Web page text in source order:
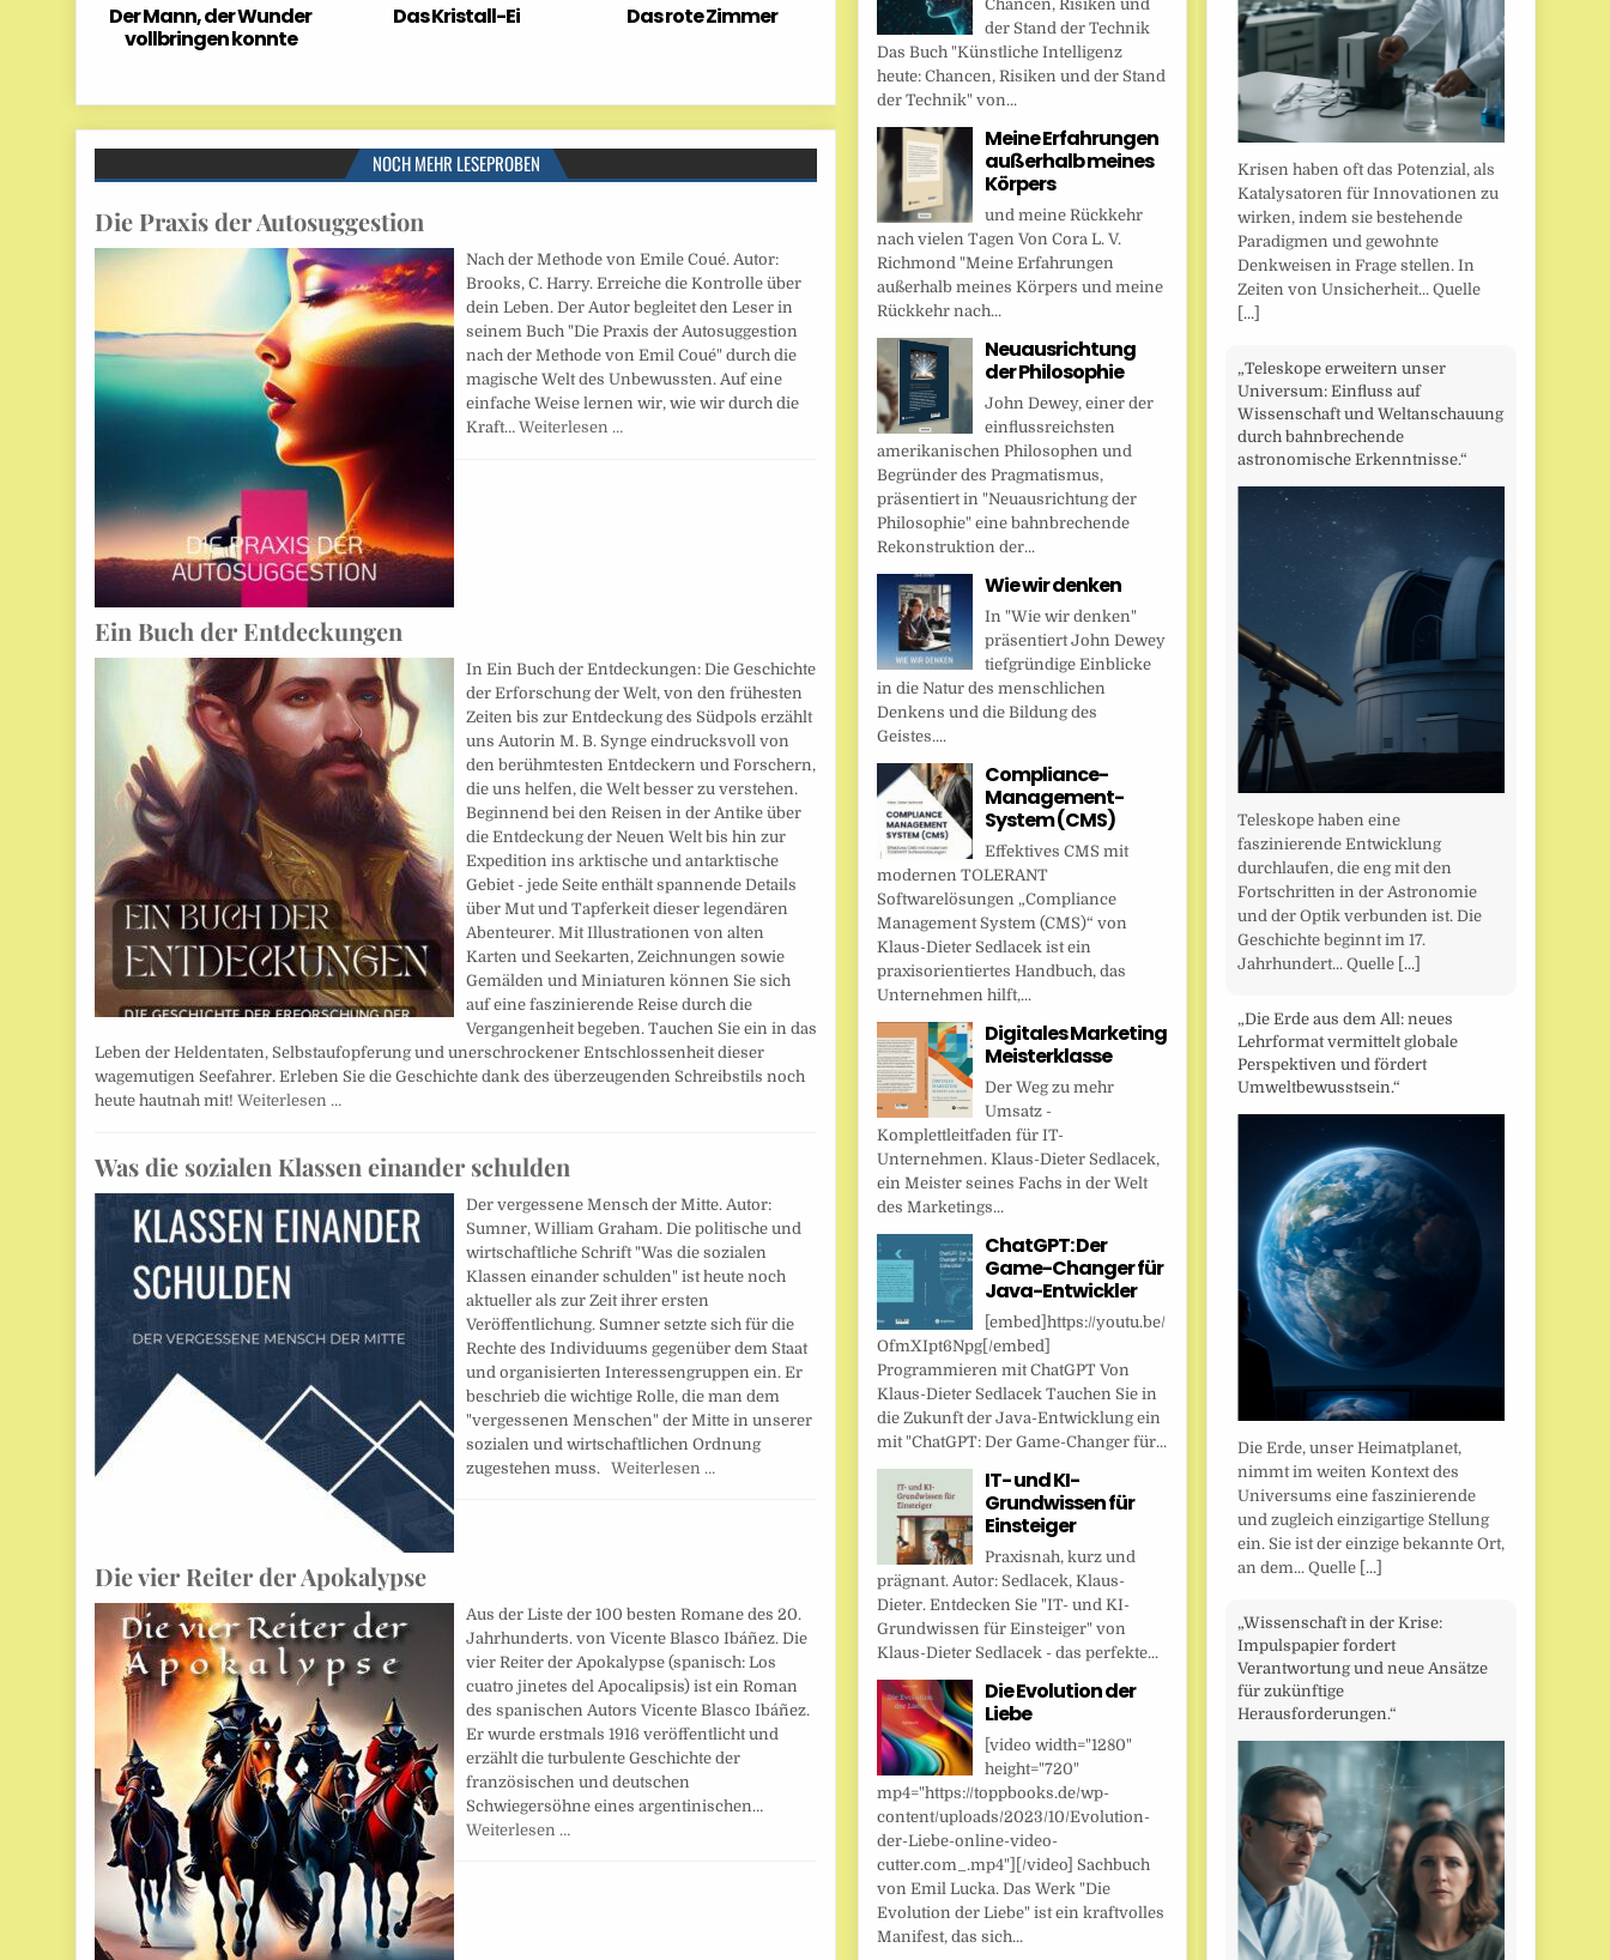
Der Mann, der Wunder
vollbringen konnte
Das Kristall-Ei Das rote Zimmer
NOCH MEHR LESEPROBEN
Die Praxis der Autosuggestion
Nach der Methode von Emile Coué. Autor:
Brooks, C. Harry. Erreiche die Kontrolle über
dein Leben. Der Autor begleitet den Leser in
seinem Buch "Die Praxis der Autosuggestion
nach der Methode von Emil Coué" durch die
magische Welt des Unbewussten. Auf eine
einfache Weise lernen wir, wie wir durch die
Kraft…Weiterlesen …
Ein Buch der Entdeckungen
In Ein Buch der Entdeckungen: Die Geschichte
der Erforschung der Welt, von den frühesten
Zeiten bis zur Entdeckung des Südpols erzählt
uns Autorin M. B. Synge eindrucksvoll von
den berühmtesten Entdeckern und Forschern,
die uns helfen, die Welt besser zu verstehen.
Beginnend bei den Reisen in der Antike über
die Entdeckung der Neuen Welt bis hin zur
Expedition ins arktische und antarktische
Gebiet - jede Seite enthält spannende Details
über Mut und Tapferkeit dieser legendären
Abenteurer. Mit Illustrationen von alten
Karten und Seekarten, Zeichnungen sowie
Gemälden und Miniaturen können Sie sich
auf eine faszinierende Reise durch die
Vergangenheit begeben. Tauchen Sie ein in das
Leben der Heldentaten, Selbstaufopferung und unerschrockener Entschlossenheit dieser
wagemutigen Seefahrer. Erleben Sie die Geschichte dank des überzeugenden Schreibstils noch
heute hautnah mit!Weiterlesen …
Was die sozialen Klassen einander schulden
Der vergessene Mensch der Mitte. Autor:
Sumner, William Graham. Die politische und
wirtschaftliche Schrift "Was die sozialen
Klassen einander schulden" ist heute noch
aktueller als zur Zeit ihrer ersten
Veröffentlichung. Sumner setzte sich für die
Rechte des Individuums gegenüber dem Staat
und organisierten Interessengruppen ein. Er
beschrieb die wichtige Rolle, die man dem
"vergessenen Menschen" der Mitte in unserer
sozialen und wirtschaftlichen Ordnung
zugestehen muss.Weiterlesen …
Die vier Reiter der Apokalypse
Aus der Liste der 100 besten Romane des 20.
Jahrhunderts. von Vicente Blasco Ibáñez. Die
vier Reiter der Apokalypse (spanisch: Los
cuatro jinetes del Apocalipsis) ist ein Roman
des spanischen Autors Vicente Blasco Ibáñez.
Er wurde erstmals 1916 veröffentlicht und
erzählt die turbulente Geschichte der
französischen und deutschen
Schwiegersöhne eines argentinischen…
Weiterlesen …
Chancen, Risiken und
der Stand der Technik
Das Buch "Künstliche Intelligenz
heute: Chancen, Risiken und der Stand
der Technik" von...
Meine Erfahrungen
außerhalb meines
Körpers
und meine Rückkehr
nach vielen Tagen Von Cora L. V.
Richmond "Meine Erfahrungen
außerhalb meines Körpers und meine
Rückkehr nach...
Neuausrichtung
der Philosophie
John Dewey, einer der
einflussreichsten
amerikanischen Philosophen und
Begründer des Pragmatismus,
präsentiert in "Neuausrichtung der
Philosophie" eine bahnbrechende
Rekonstruktion der...
Wie wir denken
In "Wie wir denken"
präsentiert John Dewey
tiefgründige Einblicke
in die Natur des menschlichen
Denkens und die Bildung des
Geistes....
Compliance-
Management-
System (CMS)
Effektives CMS mit
modernen TOLERANT
Softwarelösungen „Compliance
Management System (CMS)“ von
Klaus-Dieter Sedlacek ist ein
praxisorientiertes Handbuch, das
Unternehmen hilft,...
Digitales Marketing
Meisterklasse
Der Weg zu mehr
Umsatz -
Komplettleitfaden für IT-
Unternehmen. Klaus-Dieter Sedlacek,
ein Meister seines Fachs in der Welt
des Marketings...
ChatGPT: Der
Game-Changer für
Java-Entwickler
[embed]https://youtu.be/
OfmXIpt6Npg[/embed]
Programmieren mit ChatGPT Von
Klaus-Dieter Sedlacek Tauchen Sie in
die Zukunft der Java-Entwicklung ein
mit "ChatGPT: Der Game-Changer für...
IT- und KI-
Grundwissen für
Einsteiger
Praxisnah, kurz und
prägnant. Autor: Sedlacek, Klaus-
Dieter. Entdecken Sie "IT- und KI-
Grundwissen für Einsteiger" von
Klaus-Dieter Sedlacek - das perfekte...
Die Evolution der
Liebe
[video width="1280"
height="720"
mp4="https://toppbooks.de/wp-
content/uploads/2023/10/Evolution-
der-Liebe-online-video-
cutter.com_.mp4"][/video] Sachbuch
von Emil Lucka. Das Werk "Die
Evolution der Liebe" ist ein kraftvolles
Manifest, das sich...
Krisen haben oft das Potenzial, als
Katalysatoren für Innovationen zu
wirken, indem sie bestehende
Paradigmen und gewohnte
Denkweisen in Frage stellen. In
Zeiten von Unsicherheit... Quelle
[...]
„Teleskope erweitern unser
Universum: Einfluss auf
Wissenschaft und Weltanschauung
durch bahnbrechende
astronomische Erkenntnisse.“
Teleskope haben eine
faszinierende Entwicklung
durchlaufen, die eng mit den
Fortschritten in der Astronomie
und der Optik verbunden ist. Die
Geschichte beginnt im 17.
Jahrhundert... Quelle [...]
„Die Erde aus dem All: neues
Lehrformat vermittelt globale
Perspektiven und fördert
Umweltbewusstsein.“
Die Erde, unser Heimatplanet,
nimmt im weiten Kontext des
Universums eine faszinierende
und zugleich einzigartige Stellung
ein. Sie ist der einzige bekannte Ort,
an dem... Quelle [...]
„Wissenschaft in der Krise:
Impulspapier fordert
Verantwortung und neue Ansätze
für zukünftige
Herausforderungen.“